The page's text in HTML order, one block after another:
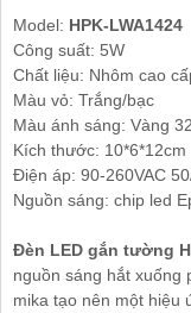
Model: HPK-LWA1424
Công suất: 5W
Chất liệu: Nhôm cao
Màu vỏ: Trắng/bạc
Màu ánh sáng: Vàng
Kích thước: 10*6*12cm
Điện áp: 90-260VAC
Nguồn sáng: chip led
Đèn LED gắn tường
nguồn sáng hắt xuống
mika tạo nên một hiệu